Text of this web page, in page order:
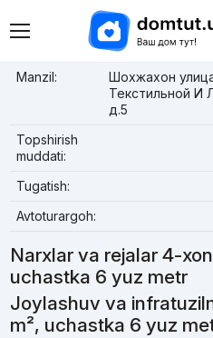
Manzil:
Шохжахон
Текстильной И
д.5
Topshirish
muddati:
Tugatish:
Avtoturargoh:
Narxlar va rejalar 4-
uchastka 6 yuz metr
Joylashuv va
m², uchastka 6 yuz